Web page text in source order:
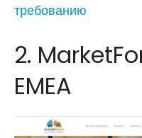
требованию
2.
EMEA